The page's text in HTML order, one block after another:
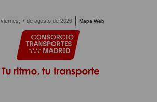
viernes, 7 de agosto de 2026 Mapa Web